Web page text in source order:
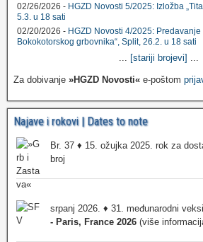
02/26/2026 - HGZD Novosti 5/2025: Izložba
5.3. u 18 sati
02/20/2026 - HGZD Novosti 4/2025:
Bokokotorskog grbovnika“, Split, 26.2. u 18 sati
[stariji brojevi]
Za dobivanje »HGZD Novosti« e-poštom
Najave i rokovi | Dates to note
Br. 37 ♦ 15. ožujka 2025. rok za
broj
srpanj 2026. ♦ 31. međunarodni
- Paris, France 2026 (više